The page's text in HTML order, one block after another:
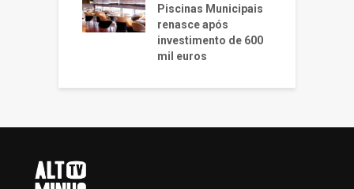
Piscinas Municipais
renasce após
investimento de 600
mil euros